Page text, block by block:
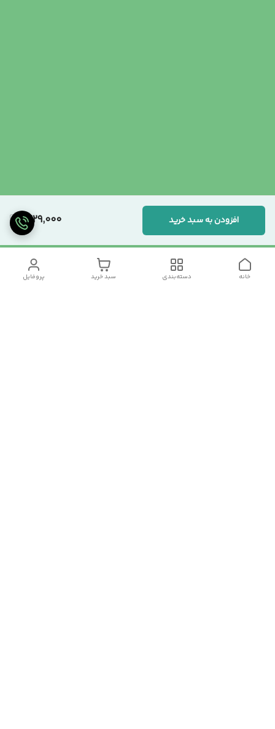
1,229,000 افزودن به سبد خرید
پروفایل سبد خرید دسته‌بندی خانه